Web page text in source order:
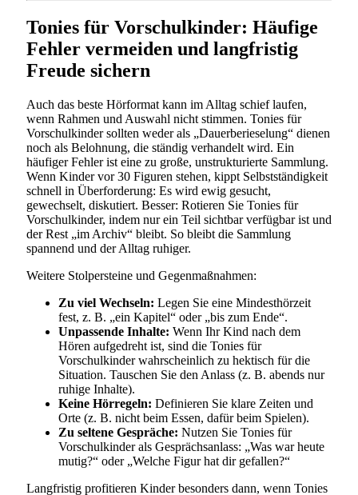
Tonies für Vorschulkinder: Häufige
Fehler vermeiden und langfristig
Freude sichern
Auch das beste Hörformat kann im Alltag schief laufen,
wenn Rahmen und Auswahl nicht stimmen. Tonies für
Vorschulkinder sollten weder als „Dauerberieselung“ dienen
noch als Belohnung, die ständig verhandelt wird. Ein
häufiger Fehler ist eine zu große, unstrukturierte Sammlung.
Wenn Kinder vor 30 Figuren stehen, kippt Selbstständigkeit
schnell in Überforderung: Es wird ewig gesucht,
gewechselt, diskutiert. Besser: Rotieren Sie Tonies für
Vorschulkinder, indem nur ein Teil sichtbar verfügbar ist und
der Rest „im Archiv“ bleibt. So bleibt die Sammlung
spannend und der Alltag ruhiger.
Weitere Stolpersteine und Gegenmaßnahmen:
Zu viel Wechseln: Legen Sie eine Mindesthörzeit
fest, z. B. „ein Kapitel“ oder „bis zum Ende“.
Unpassende Inhalte: Wenn Ihr Kind nach dem
Hören aufgedreht ist, sind die Tonies für
Vorschulkinder wahrscheinlich zu hektisch für die
Situation. Tauschen Sie den Anlass (z. B. abends nur
ruhige Inhalte).
Keine Hörregeln: Definieren Sie klare Zeiten und
Orte (z. B. nicht beim Essen, dafür beim Spielen).
Zu seltene Gespräche: Nutzen Sie Tonies für
Vorschulkinder als Gesprächsanlass: „Was war heute
mutig?“ oder „Welche Figur hat dir gefallen?“
Langfristig profitieren Kinder besonders dann, wenn Tonies